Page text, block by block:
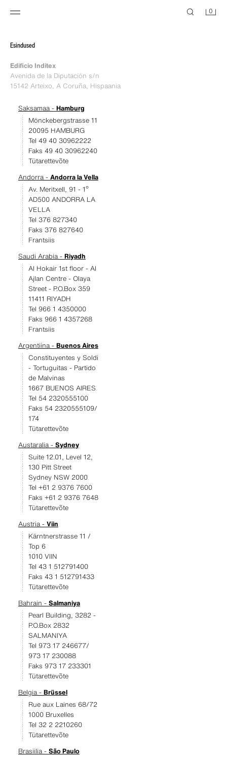
0
Esindused
Edificio Inditex
Avenida de la Diputación s/n
15142 Arteixo, A Coruña, Hispaania
Saksamaa - Hamburg
Mönckebergstrasse 11
20095 HAMBURG
Tel 49 40 30962222
Faks 49 40 30962240
Tütarettevõte
Andorra - Andorra la Vella
Av. Meritxell, 91 - 1º
AD500 ANDORRA LA
VELLA
Tel 376 827340
Faks 376 827640
Frantsiis
Saudi Arabia - Riyadh
Al Hokair 1st floor - Al
Ajlan Centre - Olaya
Street - P.O.Box 359
11411 RIYADH
Tel 966 1 4350000
Faks 966 1 4357268
Frantsiis
Argentiina - Buenos Aires
Constituyentes y Soldi
- Tortuguitas - Partido
de Malvinas
1667 BUENOS AIRES
Tel 54 2320555100
Faks 54 2320555109/
174
Tütarettevõte
Austaralia - Sydney
Suite 12.01, Level 12,
130 Pitt Street
Sydney NSW 2000
Tel +61 2 9376 7600
Faks +61 2 9376 7648
Tütarettevõte
Austria - Viin
Kärntnerstrasse 11 /
Top 6
1010 VIIN
Tel 43 1 512791400
Faks 43 1 512791433
Tütarettevõte
Bahrain - Salmaniya
Pearl Building, 3282 -
P.O.Box 2832
SALMANIYA
Tel 973 17 246677/
973 17 230088
Faks 973 17 233301
Tütarettevõte
Belgia - Brüssel
Rue aux Laines 68/72
1000 Bruxelles
Tel 32 2 2210260
Tütarettevõte
Brasiilia - São Paulo